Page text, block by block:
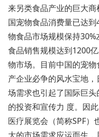
来另类食品产业的巨大
国宠物食品消费量已达
物食品市场规模保持
食品销售规模达到1200
物市场。目前中国的宠
产企业必争的风水宝地
场需求也引起了国际巨
的投资和宣传力 度。因
医疗展览会（简称SPF